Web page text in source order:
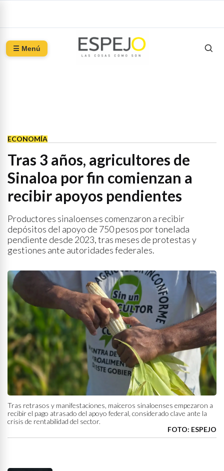
☰ Menú
ECONOMÍA
Tras 3 años, agricultores de
Sinaloa por fin comienzan a
recibir apoyos pendientes
Productores sinaloenses comenzaron a recibir
depósitos del apoyo de 750 pesos por tonelada
pendiente desde 2023, tras meses de protestas y
gestiones ante autoridades federales.
Tras retrasos y manifestaciones, maiceros sinaloenses empezaron a
recibir el pago atrasado del apoyo federal, considerado clave ante la
crisis de rentabilidad del sector.
FOTO: ESPEJO